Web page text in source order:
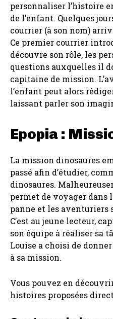
personnaliser l’histoire
de l’enfant. Quelques
courrier (à son nom)
Ce premier courrier
découvre son rôle, les
questions auxquelles il
capitaine de mission.
l’enfant peut alors
laissant parler son
Epopia :
La mission dinosaures
passé afin d’étudier,
dinosaures.
permet de voyager dans
panne et les aventuriers
C’est au jeune lecteur,
son équipe à réaliser sa
Louise a choisi de
à sa mission.
Vous pouvez en
histoires proposées